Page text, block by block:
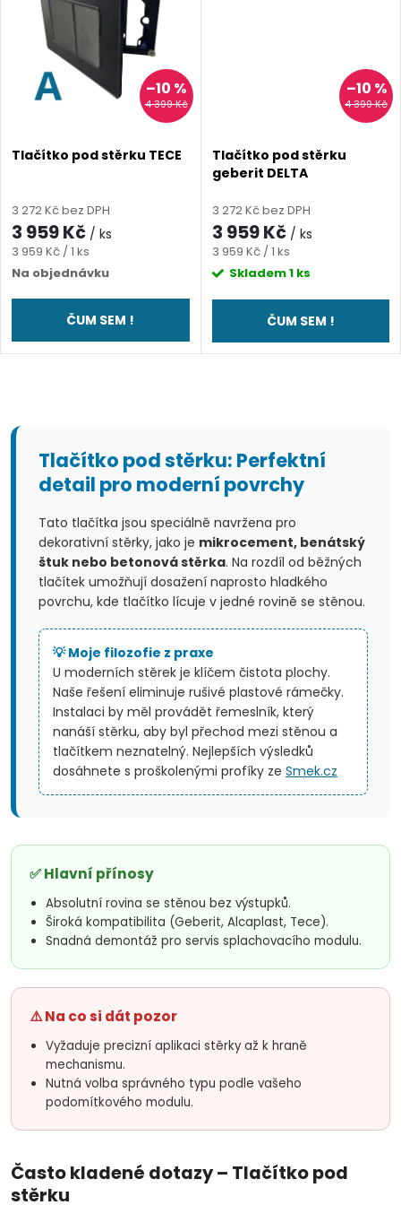
4 399 Kč
–10 %
Tlačítko pod stěrku TECE
3 272 Kč bez DPH
3 959 Kč / ks
Měrná
cena:
3 959 Kč / 1 ks
Na objednávku
ČUM SEM !
4 399 Kč
–10 %
Tlačítko pod stěrku
geberit DELTA
3 272 Kč bez DPH
3 959 Kč / ks
Měrná
cena:
3 959 Kč / 1 ks
Skladem1 ks
ČUM SEM !
v
k
y
i
Tlačítko pod stěrku: Perfektní
detail pro moderní povrchy
Tato tlačítka jsou speciálně navržena pro
dekorativní stěrky, jako je mikrocement, benátský
štuk nebo betonová stěrka. Na rozdíl od běžných
tlačítek umožňují dosažení naprosto hladkého
povrchu, kde tlačítko lícuje v jedné rovině se stěnou.
💡 Moje filozofie z praxe
U moderních stěrek je klíčem čistota plochy.
Naše řešení eliminuje rušivé plastové rámečky.
Instalaci by měl provádět řemeslník, který
nanáší stěrku, aby byl přechod mezi stěnou a
tlačítkem neznatelný. Nejlepších výsledků
dosáhnete s proškolenými profíky ze Smek.cz
✅ Hlavní přínosy
Absolutní rovina se stěnou bez výstupků.
Široká kompatibilita (Geberit, Alcaplast, Tece).
Snadná demontáž pro servis splachovacího modulu.
⚠️ Na co si dát pozor
Vyžaduje precizní aplikaci stěrky až k hraně
mechanismu.
Nutná volba správného typu podle vašeho
podomítkového modulu.
Často kladené dotazy – Tlačítko pod
stěrku